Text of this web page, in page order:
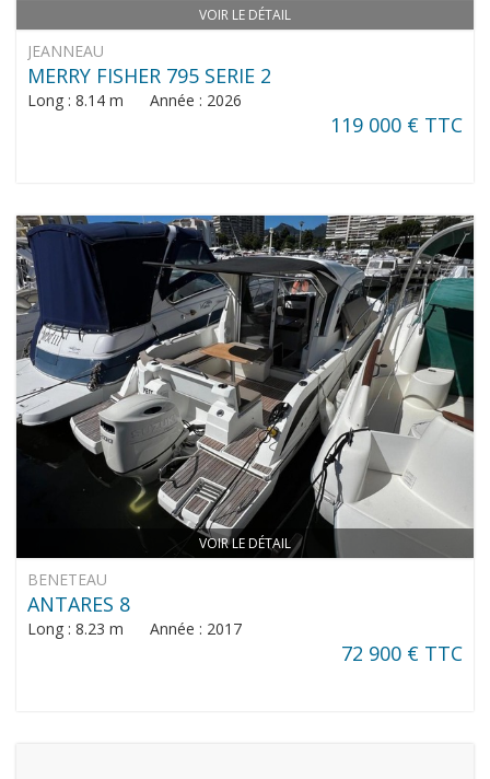
VOIR LE DÉTAIL
JEANNEAU
MERRY FISHER 795 SERIE 2
Long : 8.14 m Année : 2026
119 000 € TTC
VOIR LE DÉTAIL
BENETEAU
ANTARES 8
Long : 8.23 m Année : 2017
72 900 € TTC